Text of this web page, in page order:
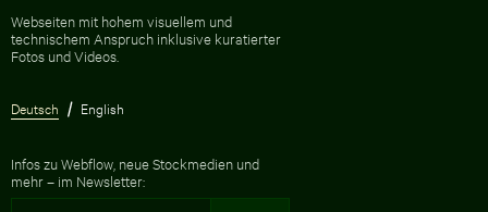
Webseiten mit hohem visuellem und
technischem Anspruch inklusive kuratierter
Fotos und Videos.
Deutsch English
Infos zu Webflow, neue Stockmedien und
mehr – im Newsletter: